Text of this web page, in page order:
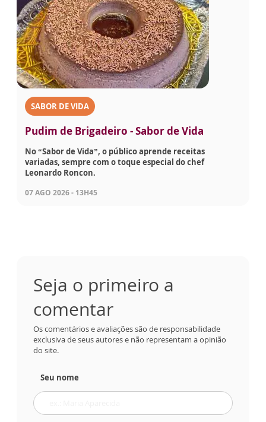
SABOR DE VIDA
Pudim de Brigadeiro - Sabor de Vida
No “Sabor de Vida”, o público aprende receitas
variadas, sempre com o toque especial do chef
Leonardo Roncon.
07 AGO 2026 - 13H45
Seja o primeiro a
comentar
Os comentários e avaliações são de responsabilidade
exclusiva de seus autores e não representam a opinião
do site.
Seu nome